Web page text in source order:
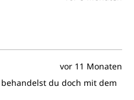
vor 11 Monaten
du doch mit dem